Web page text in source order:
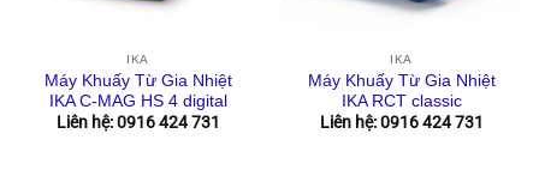
IKA
Máy Khuấy Từ Gia Nhiệt
IKA C-MAG HS 4 digital
Liên hệ: 0916 424 731
IKA
Máy Khuấy Từ Gia Nhiệt
IKA RCT classic
Liên hệ: 0916 424 731